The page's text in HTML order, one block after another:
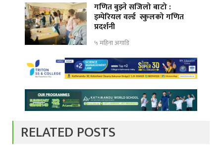
गणित बुझ्ने सजिलो बाटो :
इम्पेरियल वर्ल्ड स्कुलको गणित
प्रदर्शनी
५ महिना अगाडि
RELATED POSTS